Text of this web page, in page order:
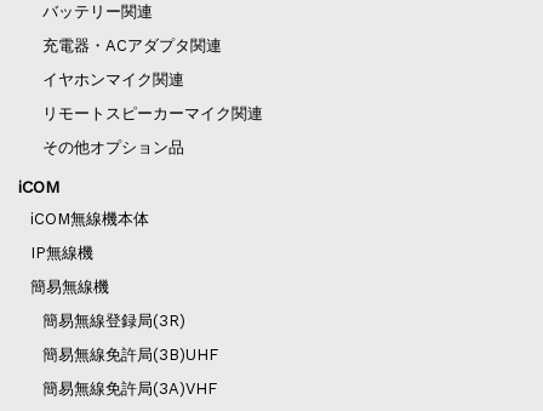
バッテリー関連
充電器・ACアダプタ関連
イヤホンマイク関連
リモートスピーカーマイク関連
その他オプション品
iCOM
iCOM無線機本体
IP無線機
簡易無線機
簡易無線登録局(3R)
簡易無線免許局(3B)UHF
簡易無線免許局(3A)VHF